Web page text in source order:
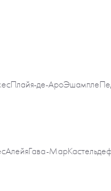
Плайя-де-АроЭшампле
АлейяГава-Мар